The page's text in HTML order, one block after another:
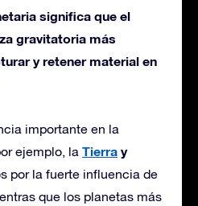
significa que el
gravitatoria más
y retener material en
importante en la
ejemplo, la Tierra y
por la fuerte influencia de
que los planetas más